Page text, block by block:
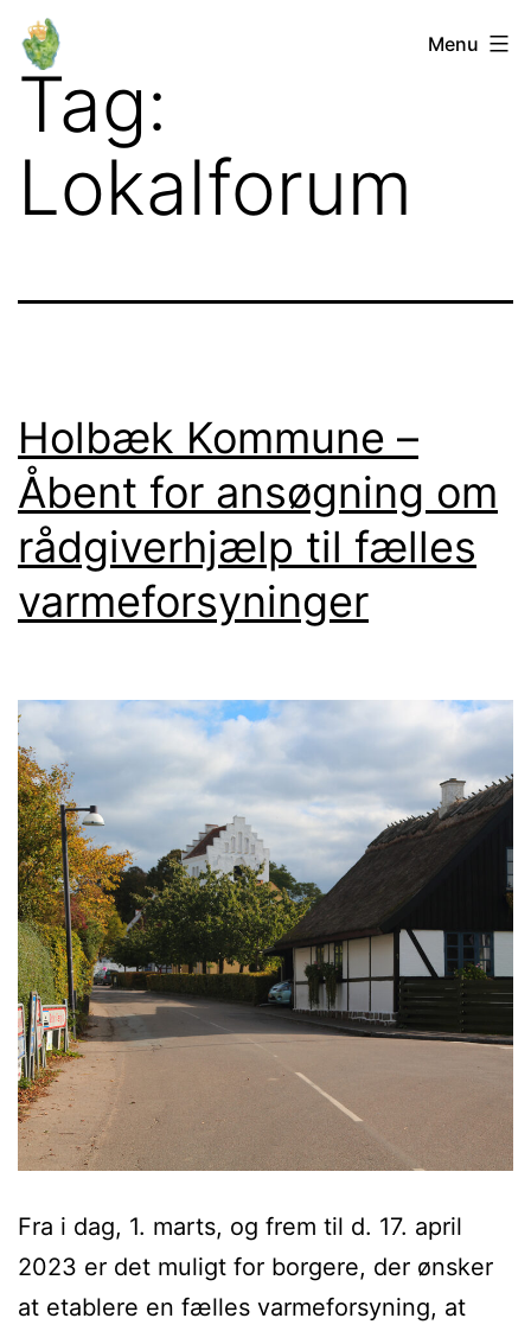
Fortsæt
indhold
Orø
Lokalforum
Menu
Tag:
Lokalforum
Holbæk Kommune –
Åbent for ansøgning om
rådgiverhjælp til fælles
varmeforsyninger
Fra i dag, 1. marts, og frem til d. 17. april
2023 er det muligt for borgere, der ønsker
at etablere en fælles varmeforsyning, at